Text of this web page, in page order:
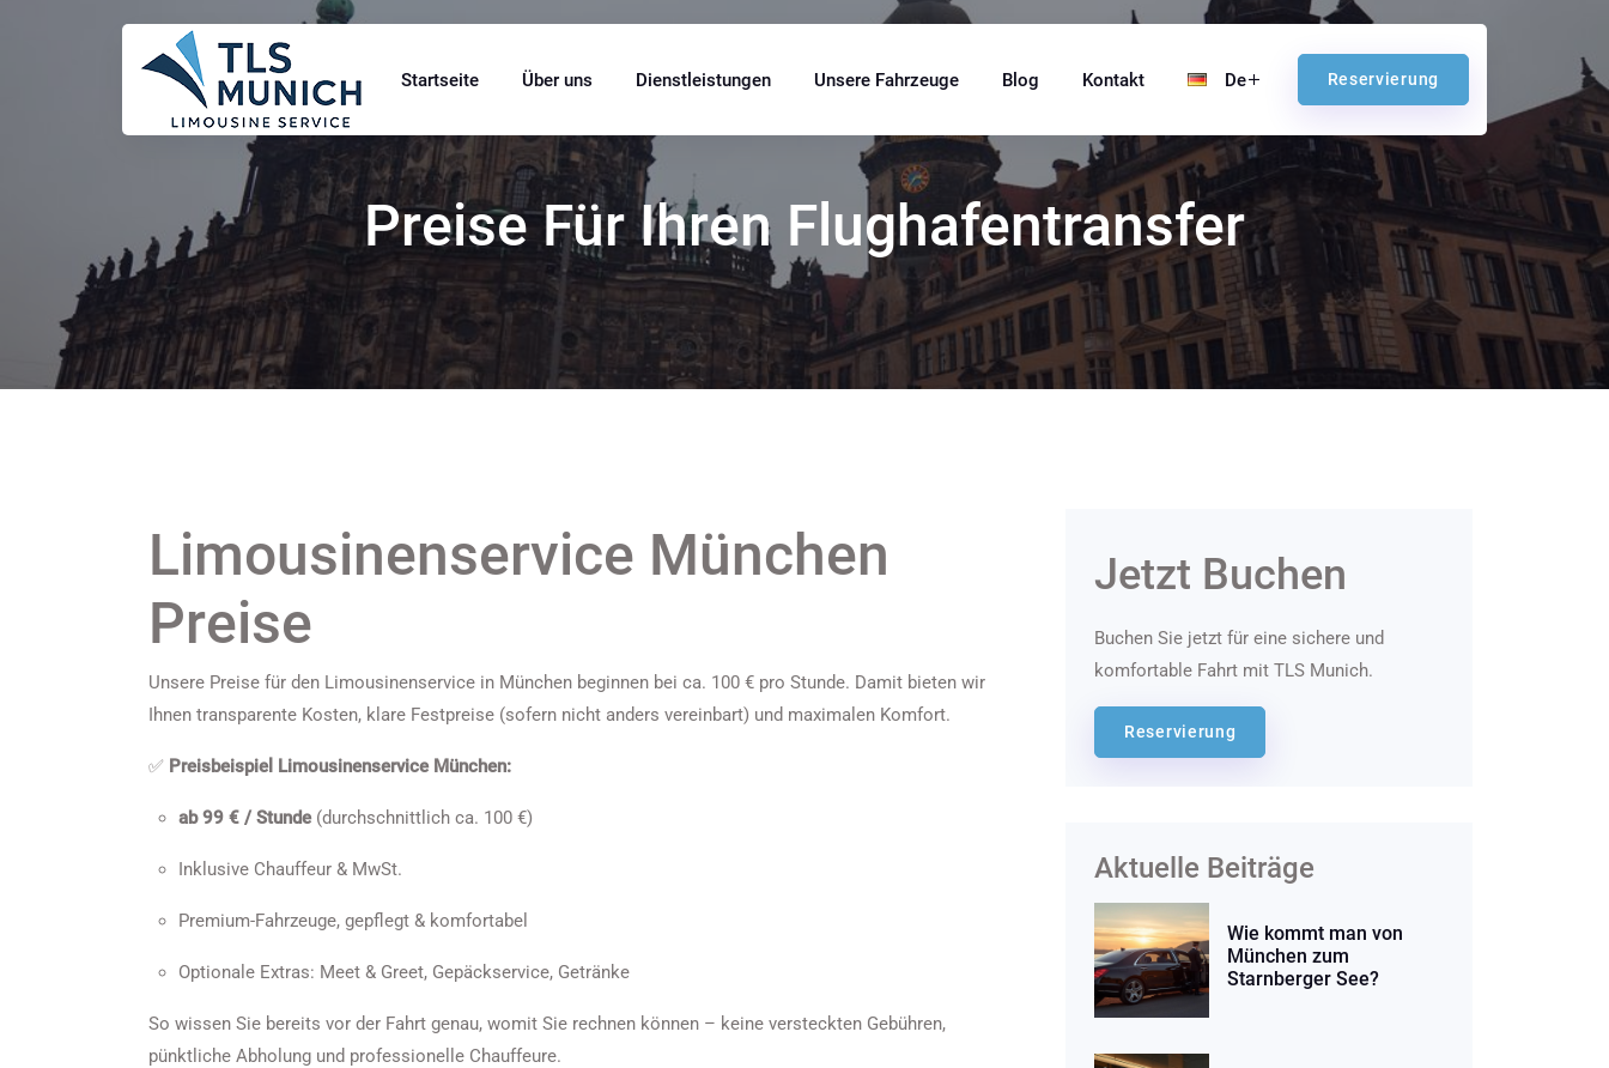
Startseite Über uns Dienstleistungen Unsere Fahrzeuge Blog Kontakt De Reservierung
Preise Für Ihren Flughafentransfer
Limousinenservice München
Preise
Unsere Preise für den Limousinenservice in München beginnen bei ca. 100 € pro Stunde. Damit bieten wir
Ihnen transparente Kosten, klare Festpreise (sofern nicht anders vereinbart) und maximalen Komfort.
✅ Preisbeispiel Limousinenservice München:
ab 99 € / Stunde(durchschnittlich ca. 100 €)
Inklusive Chauffeur & MwSt.
Premium-Fahrzeuge, gepflegt & komfortabel
Optionale Extras: Meet & Greet, Gepäckservice, Getränke
So wissen Sie bereits vor der Fahrt genau, womit Sie rechnen können – keine versteckten Gebühren,
pünktliche Abholung und professionelle Chauffeure.
Jetzt Buchen
Buchen Sie jetzt für eine sichere und
komfortable Fahrt mit TLS Munich.
Reservierung
Aktuelle Beiträge
Wie kommt man von
München zum
Starnberger See?